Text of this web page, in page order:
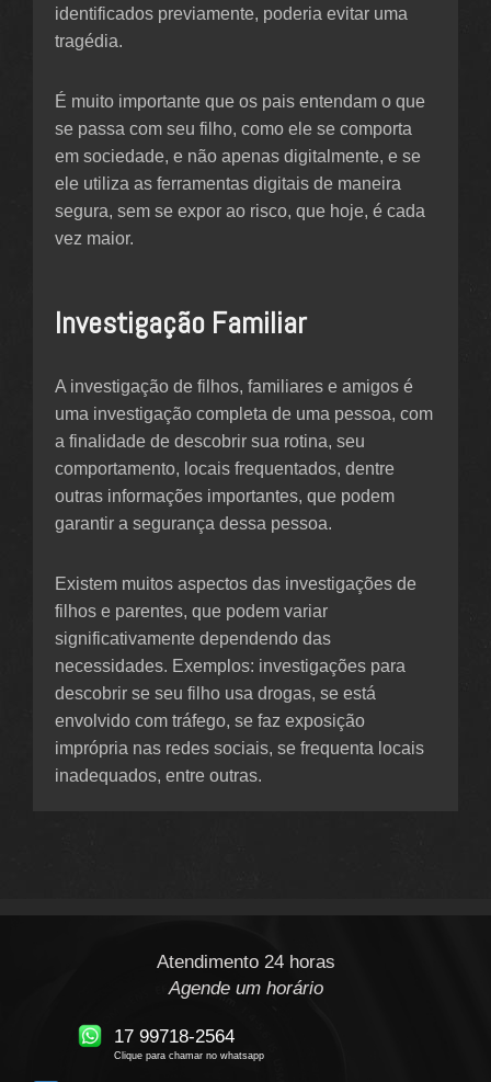
identificados previamente, poderia evitar uma
tragédia.
É muito importante que os pais entendam o que
se passa com seu filho, como ele se comporta
em sociedade, e não apenas digitalmente, e se
ele utiliza as ferramentas digitais de maneira
segura, sem se expor ao risco, que hoje, é cada
vez maior.
Investigação Familiar
A investigação de filhos, familiares e amigos é
uma investigação completa de uma pessoa, com
a finalidade de descobrir sua rotina, seu
comportamento, locais frequentados, dentre
outras informações importantes, que podem
garantir a segurança dessa pessoa.
Existem muitos aspectos das investigações de
filhos e parentes, que podem variar
significativamente dependendo das
necessidades. Exemplos: investigações para
descobrir se seu filho usa drogas, se está
envolvido com tráfego, se faz exposição
imprópria nas redes sociais, se frequenta locais
inadequados, entre outras.
Atendimento 24 horas
Agende um horário
17 99718-2564
Clique para chamar no whatsapp